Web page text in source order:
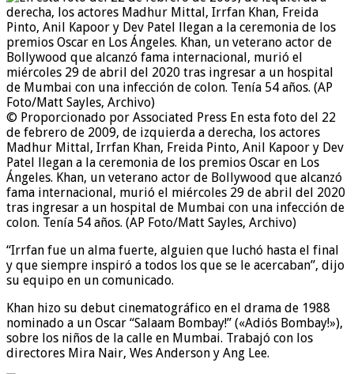
© Proporcionado por Associated Press En esta foto del 22
de febrero de 2009, de izquierda a derecha, los actores
Madhur Mittal, Irrfan Khan, Freida Pinto, Anil Kapoor y Dev
Patel llegan a la ceremonia de los premios Oscar en Los
Ángeles. Khan, un veterano actor de Bollywood que alcanzó
fama internacional, murió el miércoles 29 de abril del 2020
tras ingresar a un hospital de Mumbai con una infección de
colon. Tenía 54 años. (AP Foto/Matt Sayles, Archivo)
“Irrfan fue un alma fuerte, alguien que luchó hasta el final
y que siempre inspiró a todos los que se le acercaban”, dijo
su equipo en un comunicado.
Khan hizo su debut cinematográfico en el drama de 1988
nominado a un Oscar “Salaam Bombay!” («Adiós Bombay!»),
sobre los niños de la calle en Mumbai. Trabajó con los
directores Mira Nair, Wes Anderson y Ang Lee.